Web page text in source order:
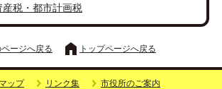
税・都市計画税
ージへ戻る トップページへ戻る
ップ リンク集 市役所のご案内